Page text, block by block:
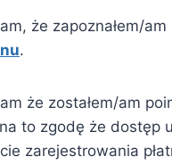
że zapoznałem/
.
że zostałem/am
to zgodę że dostęp
zarejestrowania